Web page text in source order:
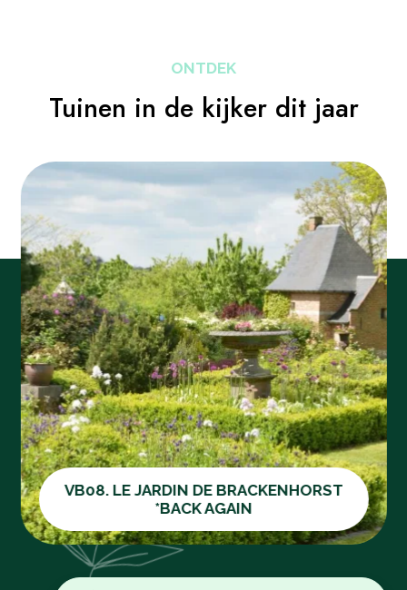
ONTDEK
Tuinen in de kijker dit jaar
VB08. LE JARDIN DE BRACKENHORST
*BACK AGAIN